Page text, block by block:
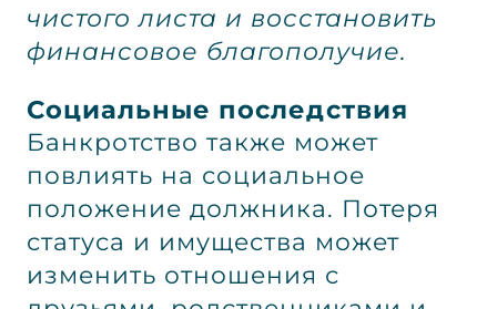
чистого листа и восстановить
финансовое благополучие.
Социальные последствия
Банкротство также может
повлиять на социальное
положение должника. Потеря
статуса и имущества может
изменить отношения с